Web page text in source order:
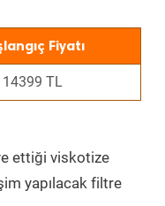
Fiyatı
14399 TL
ettiği viskotize
yapılacak filtre